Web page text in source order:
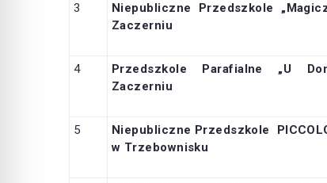
3
Niepubliczne Przedszkole
Zaczerniu
4
Przedszkole Parafialne „U
Zaczerniu
5
Niepubliczne Przedszkole
w Trzebownisku